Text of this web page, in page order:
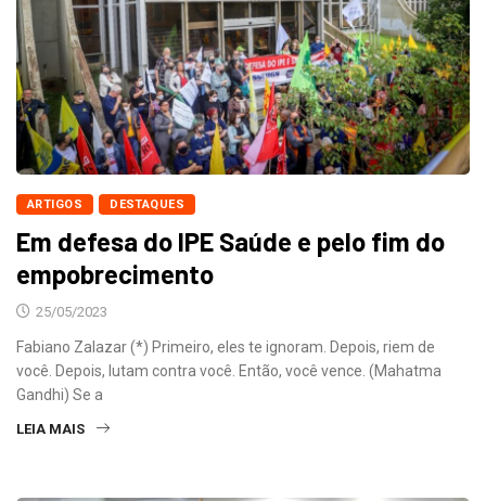
ARTIGOS DESTAQUES
Em defesa do IPE Saúde e pelo fim do
empobrecimento
25/05/2023
Fabiano Zalazar (*) Primeiro, eles te ignoram. Depois, riem de
você. Depois, lutam contra você. Então, você vence. (Mahatma
Gandhi) Se a
LEIA MAIS